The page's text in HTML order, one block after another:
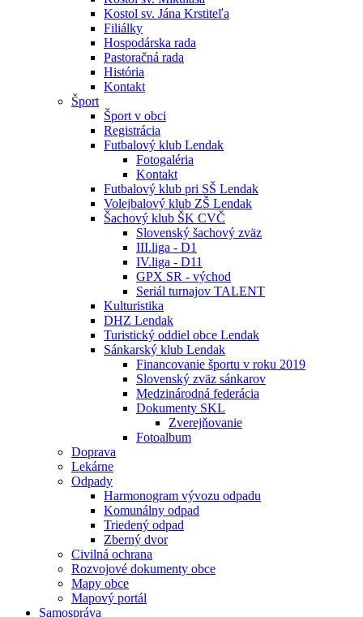
Kostol sv. Jána Krstiteľa
Filiálky
Hospodárska rada
Pastoračná rada
História
Kontakt
Šport
Šport v obci
Registrácia
Futbalový klub Lendak
Fotogaléria
Kontakt
Futbalový klub pri SŠ Lendak
Volejbalový klub ZŠ Lendak
Šachový klub ŠK CVČ
Slovenský šachový zväz
III.liga - D1
IV.liga - D11
GPX SR - východ
Seriál turnajov TALENT
Kulturistika
DHZ Lendak
Turistický oddiel obce Lendak
Sánkarský klub Lendak
Financovanie športu v roku 2019
Slovenský zväz sánkarov
Medzinárodná federácia
Dokumenty SKL
Zverejňovanie
Fotoalbum
Doprava
Lekárne
Odpady
Harmonogram vývozu odpadu
Komunálny odpad
Triedený odpad
Zberný dvor
Civilná ochrana
Rozvojové dokumenty obce
Mapy obce
Mapový portál
Samospráva